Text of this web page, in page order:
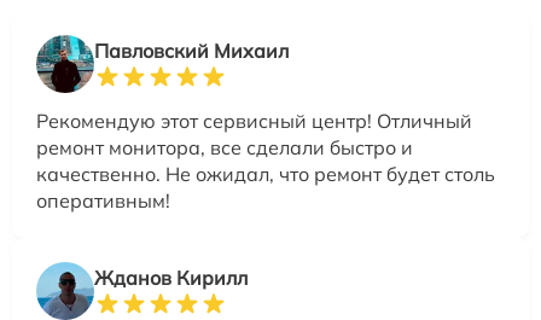
Павловский Михаил
Рекомендую этот сервисный центр! Отличный
ремонт монитора, все сделали быстро и
качественно. Не ожидал, что ремонт будет столь
оперативным!
Жданов Кирилл